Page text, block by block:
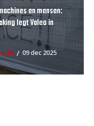
en mensen:
legt Valeo in
80 09 dec 2025